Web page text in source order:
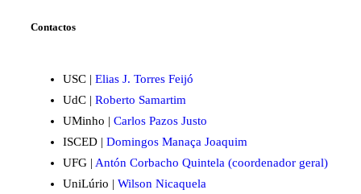
Contactos
USC | Elias J. Torres Feijó
UdC | Roberto Samartim
UMinho | Carlos Pazos Justo
ISCED | Domingos Manaça Joaquim
UFG | Antón Corbacho Quintela (coordenador geral)
UniLúrio | Wilson Nicaquela